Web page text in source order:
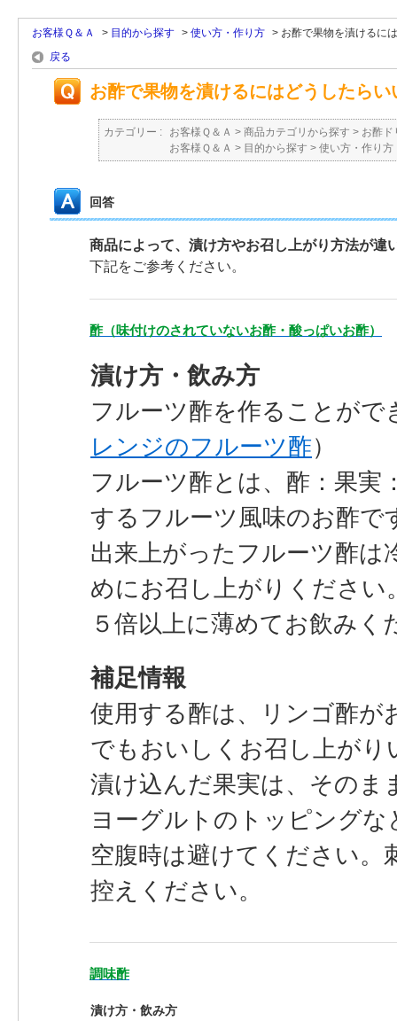
お客様Ｑ＆Ａ > 目的から探す > 使い方・作り方 > お酢で果物を漬けるに
戻る
お酢で果物を漬けるにはどうしたらい
カテゴリー : お客様Ｑ＆Ａ > 商品カテゴリから探す > お酢ド
お客様Ｑ＆Ａ > 目的から探す > 使い方・作り方
回答
商品によって、漬け方やお召し上がり方法が違
下記をご参考ください。
酢（味付けのされていないお酢・酸っぱいお酢）
漬け方・飲み方
フルーツ酢を作ることがで
レンジのフルーツ酢）
フルーツ酢とは、酢：果実
するフルーツ風味のお酢で
出来上がったフルーツ酢は
めにお召し上がりください
５倍以上に薄めてお飲みく
補足情報
使用する酢は、リンゴ酢が
でもおいしくお召し上がり
漬け込んだ果実は、そのま
ヨーグルトのトッピング
空腹時は避けてください。
控えください。
調味酢
漬け方・飲み方